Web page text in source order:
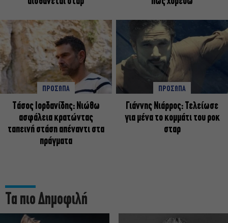
ΠΡΟΣΩΠΑ
Tάσος Ιορδανίδης: Νιώθω
ασφάλεια κρατώντας
ταπεινή στάση απέναντι στα
πράγματα
ΠΡΟΣΩΠΑ
Γιάννης Νιάρρος: Τελείωσε
για μένα το κομμάτι του ροκ
σταρ
Τα πιο Δημοφιλή